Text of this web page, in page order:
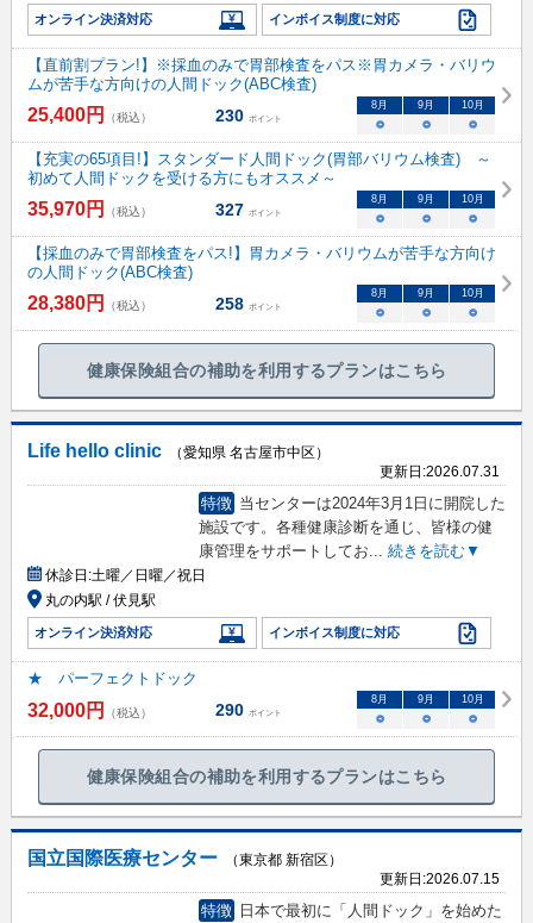
オンライン決済対応 インボイス制度に対応
【直前割プラン!】※採血のみで胃部検査をパス※胃カメラ・バリウ
ムが苦手な方向けの人間ドック(ABC検査)
25,400円 （税込） 230 ポイント
8 月 9 月 10月
○ ○ ○
【充実の65項目!】スタンダード人間ドック(胃部バリウム検査) ～
初めて人間ドックを受ける方にもオススメ～
35,970円 （税込） 327 ポイント
8 月 9 月 10月
○ ○ ○
【採血のみで胃部検査をパス!】胃カメラ・バリウムが苦手な方向け
の人間ドック(ABC検査)
28,380円 （税込） 258 ポイント
8 月 9 月 10月
○ ○ ○
健康保険組合の補助を利用するプランはこちら
Life hello clinic
（愛知県 名古屋市中区）
更新日:2026.07.31
特徴 当センターは2024年3月1日に開院した
施設です。各種健康診断を通じ、皆様の健
康管理をサポートしてお... 続きを読む▼
休診日:土曜／日曜／祝日
丸の内駅 / 伏見駅
オンライン決済対応 インボイス制度に対応
★ パーフェクトドック
32,000円 （税込） 290 ポイント
8月 9月 10月
○ ○ ○
健康保険組合の補助を利用するプランはこちら
国立国際医療センター
（東京都 新宿区）
更新日:2026.07.15
特徴
日本で最初に「人間ドック」を始めた